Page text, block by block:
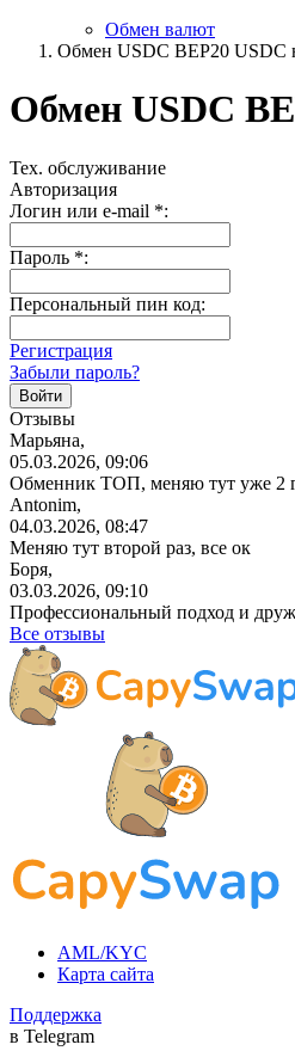
Обмен валют
Обмен USDC BEP20
Обмен USDC
Тех. обслуживание
Авторизация
Логин или e-mail *:
Пароль *:
Персональный пин код:
Регистрация
Забыли пароль?
Отзывы
Марьяна,
05.03.2026, 09:06
Обменник ТОП, меняю тут уже 2
Antonim,
04.03.2026, 08:47
Меняю тут второй раз, все ок
Боря,
03.03.2026, 09:10
Профессиональный подход и
Все отзывы
AML/KYC
Карта сайта
Поддержка
в Telegram